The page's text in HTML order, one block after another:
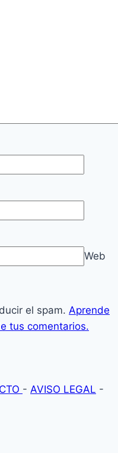
Web
el spam. Aprende
tus comentarios.
- AVISO LEGAL -